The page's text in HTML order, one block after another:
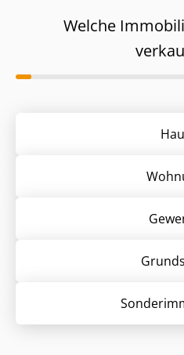
Welche